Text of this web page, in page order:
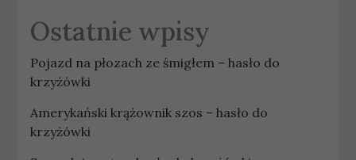
Ostatnie wpisy
Pojazd na płozach ze śmigłem – hasło do
krzyżówki
Amerykański krążownik szos – hasło do
krzyżówki